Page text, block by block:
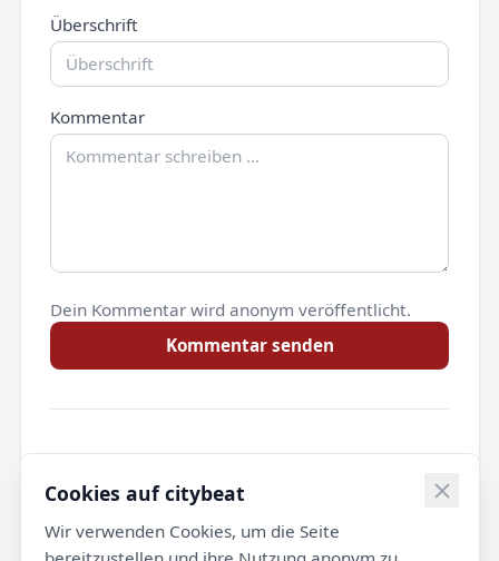
Überschrift
Kommentar
Dein Kommentar wird anonym veröffentlicht.
Kommentar senden
Noch keine Kommentare.
Cookies auf citybeat
Wir verwenden Cookies, um die Seite